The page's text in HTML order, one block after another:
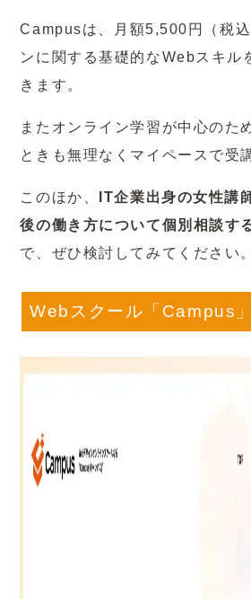
Campusは、月額5,500円（税
ンに関する基礎的なWebスキル
きます。
またオンライン学習が中心のた
ときも無理なくマイペースで受
このほか、
IT企業出身の女性講
後の働き方について個別相談す
で、ぜひ検討してみてください。
Webスクール「Campus